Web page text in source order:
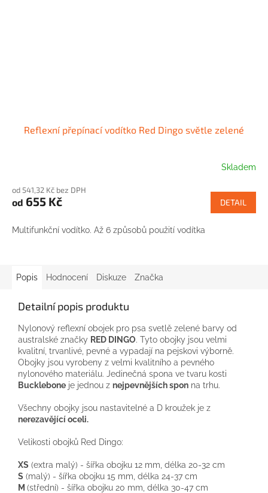
Reflexní přepínací vodítko Red Dingo světle zelené
Skladem
od 541,32 Kč bez DPH
od 655 Kč DETAIL
Multifunkční vodítko. Až 6 způsobů použití vodítka
Popis Hodnocení Diskuze Značka
Detailní popis produktu
Nylonový reflexní obojek pro psa svetlě zelené barvy od
australské značky RED DINGO. Tyto obojky jsou velmi
kvalitní, trvanlivé , pevné a vypadají na pejskovi výborně.
Obojky jsou vyrobeny z velmi kvalitního a pevného
nylonového materiálu. Jedinečná spona ve tvaru kosti
Bucklebone je jednou z nejpevnějšíchspon na trhu.
Všechny obojky jsou nastavitelné a D kroužek je z
nerezavějící oceli.
Velikosti obojků Red Dingo:
XS (extra malý) - šířka obojku 12 mm , délka 20-32 cm
S (malý) - šířka obojku 15 mm , délka 24-37 cm
M (střední) - šířka obojku 20 mm , délka 30-47 cm